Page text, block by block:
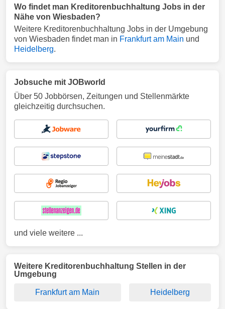
Wo findet man Kreditorenbuchhaltung Jobs in der
Nähe von Wiesbaden?
Weitere Kreditorenbuchhaltung Jobs in der Umgebung
von Wiesbaden findet man in Frankfurt am Main und
Heidelberg.
Jobsuche mit JOBworld
Über 50 Jobbörsen, Zeitungen und Stellenmärkte
gleichzeitig durchsuchen.
und viele weitere ...
Weitere Kreditorenbuchhaltung Stellen in der
Umgebung
Frankfurt am Main Heidelberg